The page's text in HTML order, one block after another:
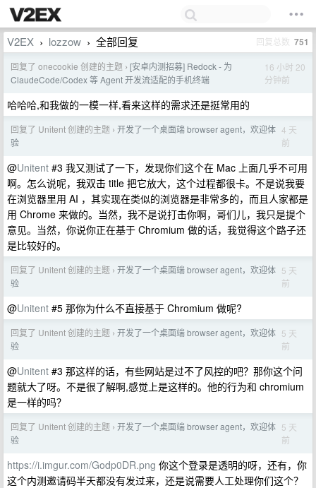
V2EX › lozzow › 全部回复 回复总数 751
回复了 onecookie 创建的主题 › [安卓内测招募] Redock - 为
ClaudeCode/Codex 等 Agent 开发流适配的手机终端
16 小时 20
分钟前
哈哈哈,和我做的一模一样,看来这样的需求还是挺常用的
回复了 Unitent 创建的主题 › 开发了一个桌面端 browser agent，欢迎体
验
4 天
前
@Unitent #3 我又测试了一下，发现你们这个在 Mac 上面几乎不可用
啊。怎么说呢，我双击 title 把它放大，这个过程都很卡。不是说我要
在浏览器里用 AI ，其实现在类似的浏览器是非常多的，而且人家都是
用 Chrome 来做的。当然，我不是说打击你啊，哥们儿，我只是提个
意见。当然，你说你正在基于 Chromium 做的话，我觉得这个路子还
是比较好的。
回复了 Unitent 创建的主题 › 开发了一个桌面端 browser agent，欢迎体
验
5 天
前
@Unitent #5 那你为什么不直接基于 Chromium 做呢?
回复了 Unitent 创建的主题 › 开发了一个桌面端 browser agent，欢迎体
验
5 天
前
@Unitent #3 那这样的话，有些网站是过不了风控的吧？那你这个问
题就大了呀。不是很了解啊,感觉上是这样的。他的行为和 chromium
是一样的吗？
回复了 Unitent 创建的主题 › 开发了一个桌面端 browser agent，欢迎体
验
5 天
前
https://i.imgur.com/Godp0DR.png 你这个登录是透明的呀，还有，你
这个内测邀请码半天都没有发过来，还是说需要人工处理你们这个？